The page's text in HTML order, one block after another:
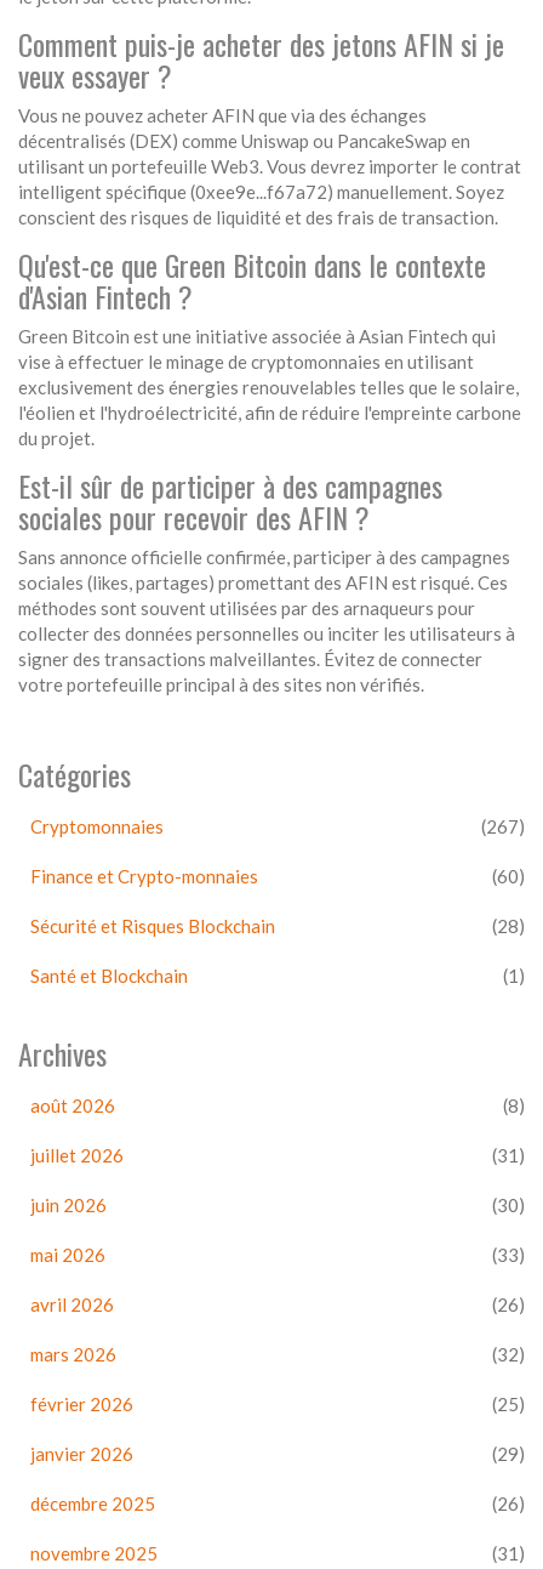
Comment puis-je acheter des jetons AFIN si je
veux essayer ?
Vous ne pouvez acheter AFIN que via des échanges
décentralisés (DEX) comme Uniswap ou PancakeSwap en
utilisant un portefeuille Web3. Vous devrez importer le contrat
intelligent spécifique (0xee9e...f67a72) manuellement. Soyez
conscient des risques de liquidité et des frais de transaction.
Qu'est-ce que Green Bitcoin dans le contexte
d'Asian Fintech ?
Green Bitcoin est une initiative associée à Asian Fintech qui
vise à effectuer le minage de cryptomonnaies en utilisant
exclusivement des énergies renouvelables telles que le solaire,
l'éolien et l'hydroélectricité, afin de réduire l'empreinte carbone
du projet.
Est-il sûr de participer à des campagnes
sociales pour recevoir des AFIN ?
Sans annonce officielle confirmée, participer à des campagnes
sociales (likes, partages) promettant des AFIN est risqué. Ces
méthodes sont souvent utilisées par des arnaqueurs pour
collecter des données personnelles ou inciter les utilisateurs à
signer des transactions malveillantes. Évitez de connecter
votre portefeuille principal à des sites non vérifiés.
Catégories
Cryptomonnaies (267)
Finance et Crypto-monnaies (60)
Sécurité et Risques Blockchain (28)
Santé et Blockchain (1)
Archives
août 2026 (8)
juillet 2026 (31)
juin 2026 (30)
mai 2026 (33)
avril 2026 (26)
mars 2026 (32)
février 2026 (25)
janvier 2026 (29)
décembre 2025 (26)
novembre 2025 (31)